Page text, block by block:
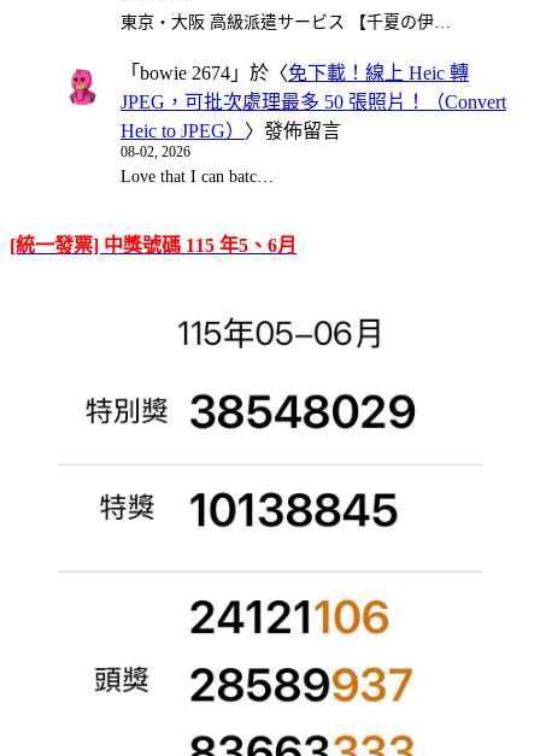
東京・大阪 高級派遣サービス 【千夏の伊…
「 bowie 2674 」於〈免下載！線上 Heic 轉
JPEG，可批次處理最多 50 張照片！（Convert
Heic to JPEG） 〉發佈留言
08-02, 2026
Love that I can batc…
[統一發票] 中獎號碼 115 年5、6月